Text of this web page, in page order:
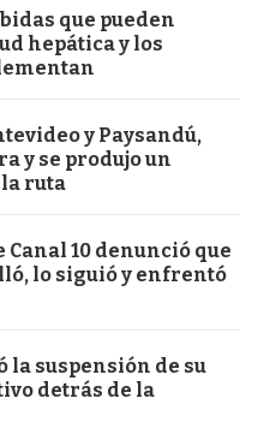
que pueden
hepática y los
y Paysandú,
y se produjo un
ruta
10 denunció que
lo siguió y enfrentó
la suspensión de su
detrás de la